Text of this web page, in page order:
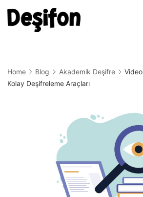
Skip
to
Home Blog Akademik Deşifre
Video
Kolay Deşifreleme Araçları